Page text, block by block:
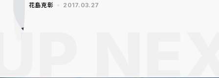
花島克彰 2017.03.27